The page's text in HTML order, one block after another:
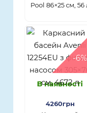
Pool 86×25 см, 56
-6%
В наявності
4260грн